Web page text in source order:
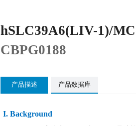
hSLC39A6(LIV-1)/
CBPG0188
产品描述 产品数据库
I. Background